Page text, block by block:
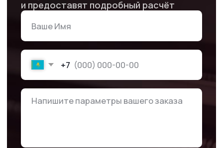
изображения
Используемые технологии (экосольвент,
плоттерная резка, полноцвет) сохраняют
четкость, насыщенность и долговечность
изображения.
Легкая поклейка
и снятие
Удобное нанесение даже
на крупноформатные поверхности,